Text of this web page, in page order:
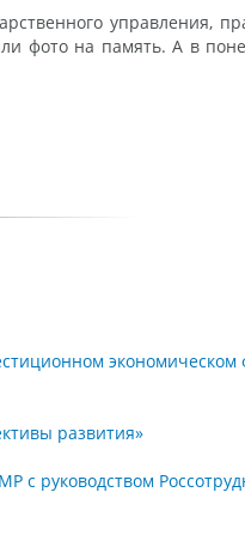
управления,
фото на память. А в
экономическом
развития»
с руководством